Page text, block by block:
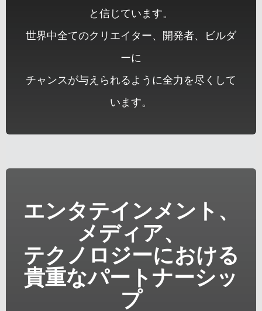
と信じています。
世界中全てのクリエイター、開発者、ビルダ
ーに
チャンスが与えられるように全力を尽くして
います。
エンタテインメント、
メディア、
テクノロジーにおける
貴重なパートナーシッ
プ